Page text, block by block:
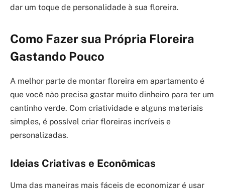
dar um toque de personalidade à sua floreira.
Como Fazer sua Própria Floreira
Gastando Pouco
A melhor parte de montar floreira em apartamento é
que você não precisa gastar muito dinheiro para ter um
cantinho verde. Com criatividade e alguns materiais
simples, é possível criar floreiras incríveis e
personalizadas.
Ideias Criativas e Econômicas
Uma das maneiras mais fáceis de economizar é usar